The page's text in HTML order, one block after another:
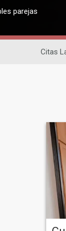
parejas
Citas